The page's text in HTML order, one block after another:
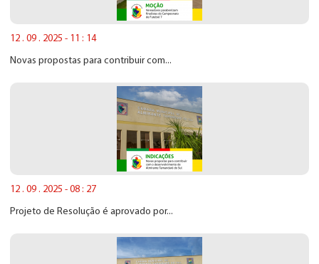
12 . 09 . 2025 - 11 : 14
Novas propostas para contribuir com...
12 . 09 . 2025 - 08 : 27
Projeto de Resolução é aprovado por...